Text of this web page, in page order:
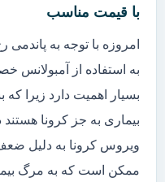
با قیمت مناسب
امروزه با توجه به پاندمی
به استفاده از آمبولانس
بسیار اهمیت دارد زیرا که
بیماری به جز کرونا
ویروس کرونا به دلیل
ممکن است که به مرگ